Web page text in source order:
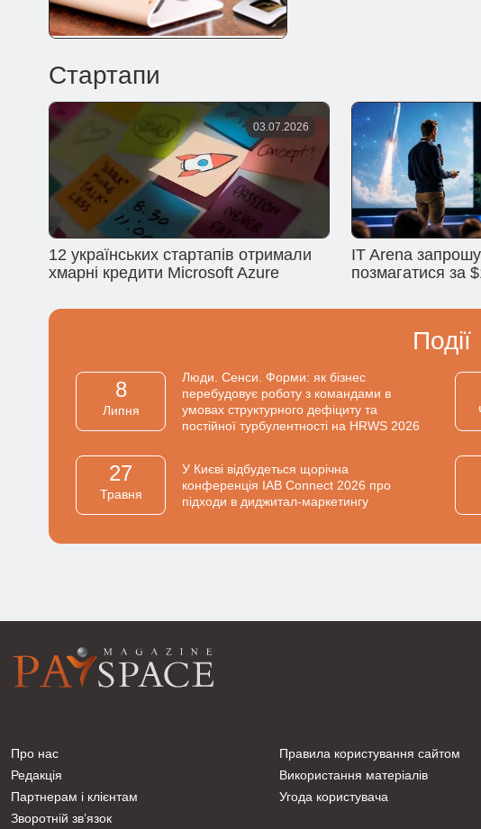
Стартапи
03.07.2026
12 українських стартапів отримали
хмарні кредити Microsoft Azure
IT Arena
позмагатися за
Події
8
Липня
Люди. Сенси. Форми: як бізнес
перебудовує роботу з командами в
умовах структурного дефіциту та
постійної турбулентності на HRWS 2026
27
Травня
У Києві відбудеться щорічна
конференція IAB Connect 2026 про
підходи в диджитал-маркетингу
Про нас
Редакція
Партнерам і клієнтам
Зворотній зв’язок
Правила користування сайтом
Використання матеріалів
Угода користувача